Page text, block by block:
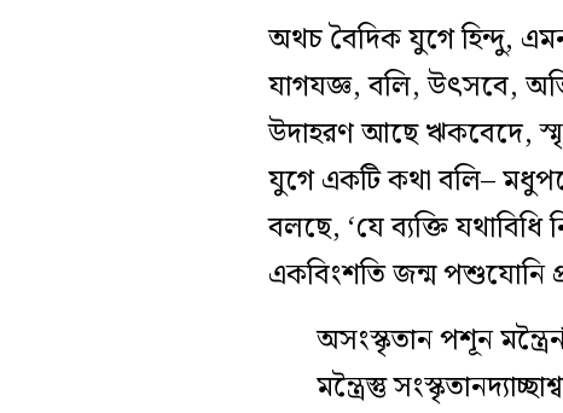
অথচ বৈদিক যুগে হিন্দু,
যাগযজ্ঞ, বলি, উৎসবে,
উদাহরণ আছে ঋকবেদে,
যুগে একটি কথা বলি–
বলছে, ‘যে ব্যক্তি
একবিংশতি জন্ম পশুযোনি
অসংস্কৃতান পশূন
মন্ত্রৈস্তু